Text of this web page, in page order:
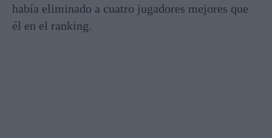
había eliminado a cuatro jugadores mejores que
él en el ranking.